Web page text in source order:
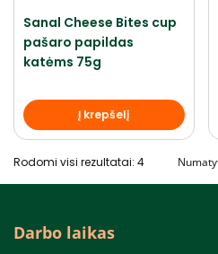
Sanal Cheese Bites cup
pašaro papildas
katėms 75g
Į krepšelį
Rodomi visi rezultatai: 4
Darbo laikas